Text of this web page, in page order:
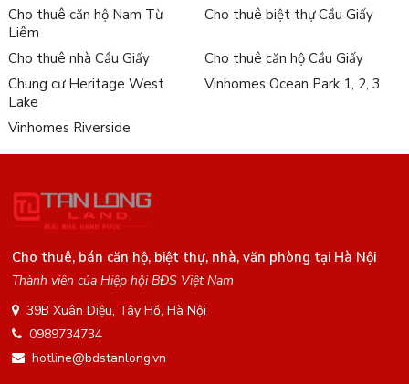
Cho thuê căn hộ Nam Từ
Liêm
Cho thuê biệt thự Cầu Giấy
Cho thuê nhà Cầu Giấy
Cho thuê căn hộ Cầu Giấy
Chung cư Heritage West
Lake
Vinhomes Ocean Park 1, 2, 3
Vinhomes Riverside
Cho thuê, bán căn hộ, biệt thự, nhà, văn phòng tại Hà Nội
Thành viên của Hiệp hội BĐS Việt Nam
39B Xuân Diệu, Tây Hồ, Hà Nội
0989734734
hotline@bdstanlong.vn